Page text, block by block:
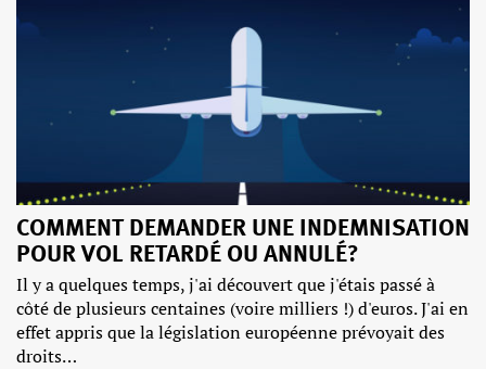
COMMENT DEMANDER UNE INDEMNISATION
POUR VOL RETARDÉ OU ANNULÉ?
Il y a quelques temps, j'ai découvert que j'étais passé à
côté de plusieurs centaines (voire milliers !) d'euros. J'ai en
effet appris que la législation européenne prévoyait des
droits…